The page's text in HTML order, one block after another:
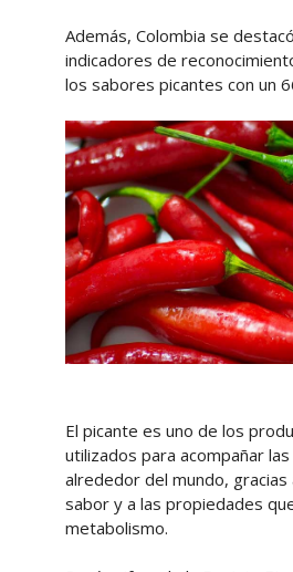
Además, Colombia se
indicadores de
los sabores picantes con un
El picante es uno de los
utilizados para acompañar
alrededor del mundo,
sabor y a las propiedades
metabolismo.